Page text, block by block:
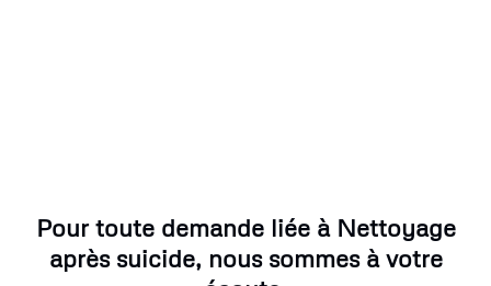
Pour toute demande liée à Nettoyage
après suicide, nous sommes à votre